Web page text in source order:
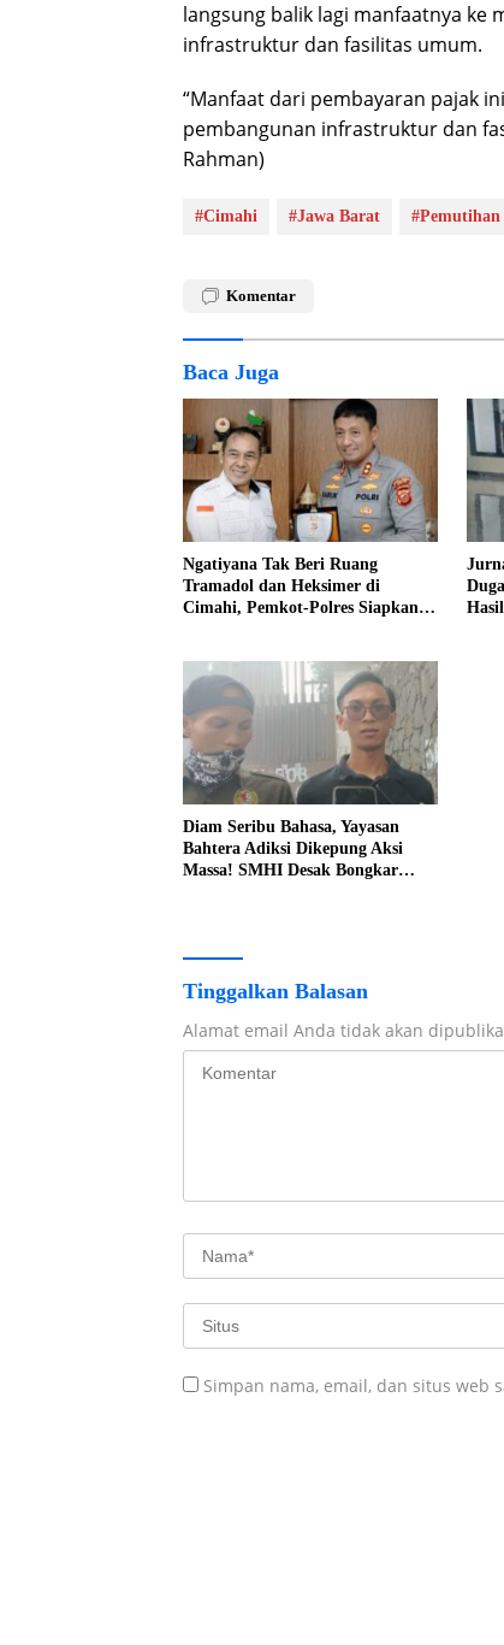
langsung balik lagi manfaatnya ke
infrastruktur dan fasilitas umum.
“Manfaat dari pembayaran pajak
pembangunan infrastruktur dan
Rahman)
#Cimahi #Jawa Barat
Komentar
Baca Juga
Ngatiyana Tak Beri Ruang
Tramadol dan Heksimer di
Cimahi, Pemkot-Polres Siapkan
Diam Seribu Bahasa, Yayasan
Bahtera Adiksi Dikepung Aksi
Massa! SMHI Desak Bongkar
Tinggalkan Balasan
Alamat email Anda tidak akan
Simpan nama, email, dan situs web